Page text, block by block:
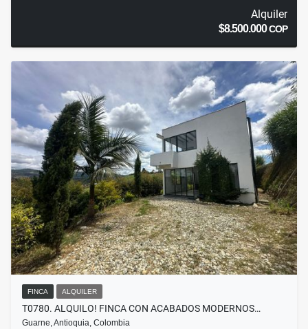
Alquiler
$8.500.000COP
FINCA ALQUILER
T0780. ALQUILO! FINCA CON ACABADOS MODERNOS…
Guarne, Antioquia, Colombia